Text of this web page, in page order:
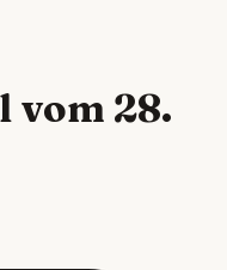
vom 28.